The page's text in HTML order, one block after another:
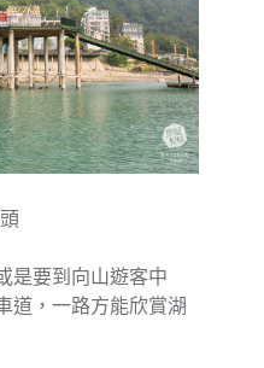
是要到向山遊客中
道，一路方能欣賞湖